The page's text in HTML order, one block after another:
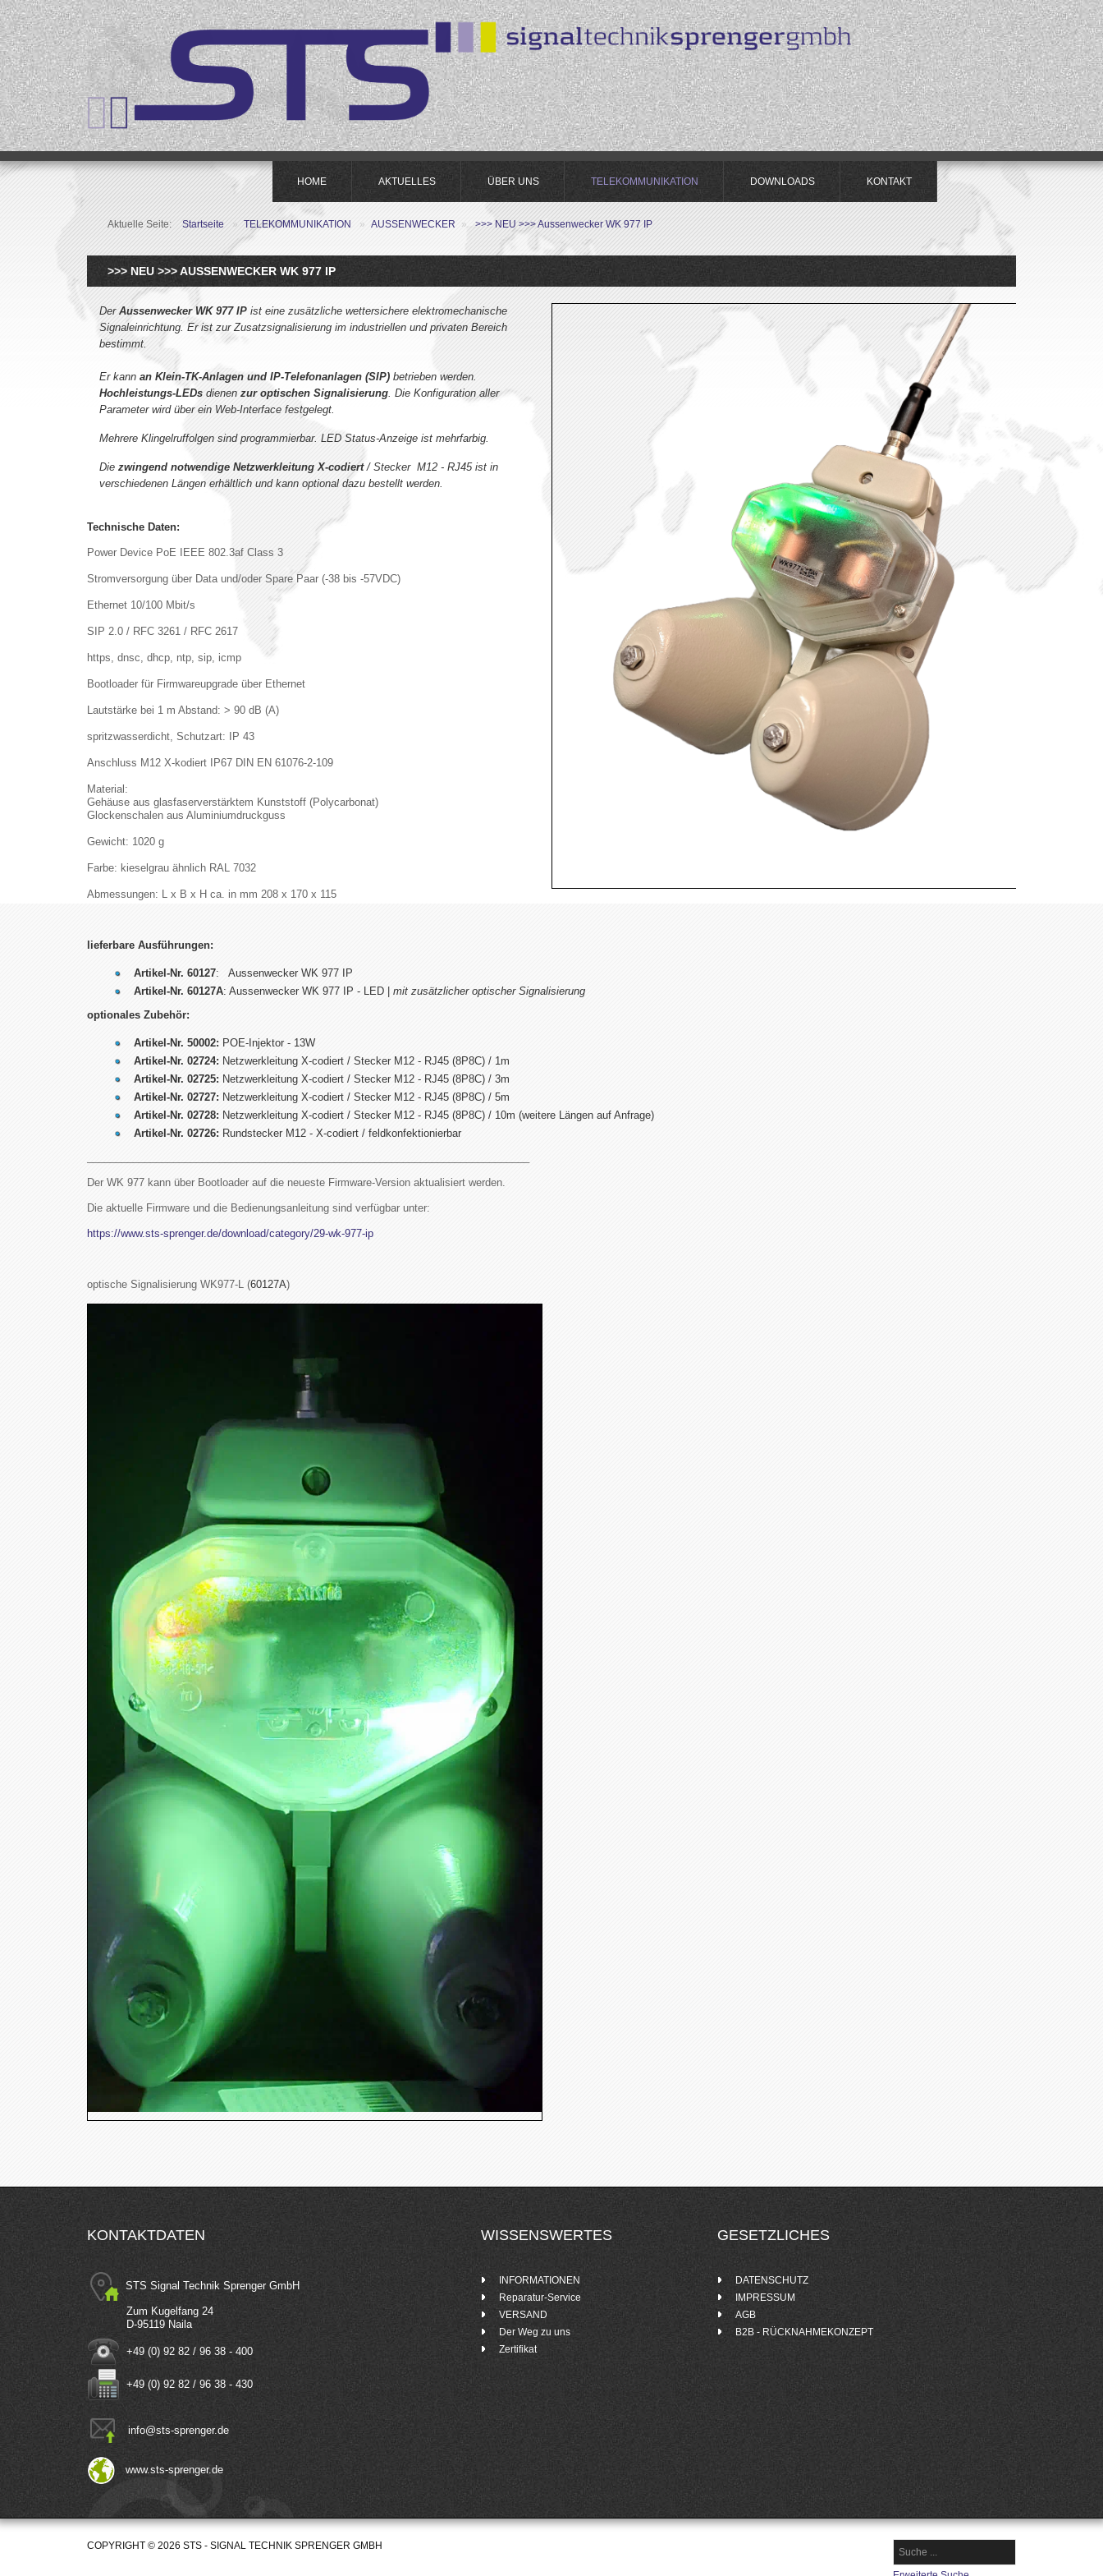
HOME AKTUELLES ÜBER UNS TELEKOMMUNIKATION DOWNLOADS KONTAKT
Aktuelle Seite: Startseite » TELEKOMMUNIKATION » AUSSENWECKER » >>> NEU >>> Aussenwecker WK 977 IP
>>> NEU >>> AUSSENWECKER WK 977 IP
Der Aussenwecker WK 977 IP ist eine zusätzliche wettersichere elektromechanische
Signaleinrichtung. Er ist zur Zusatzsignalisierung im industriellen und privaten Bereich
bestimmt.
Er kann an Klein-TK-Anlagen und IP-Telefonanlagen (SIP) betrieben werden.
Hochleistungs-LEDs dienen zur optischen Signalisierung. Die Konfiguration aller
Parameter wird über ein Web-Interface festgelegt.
Mehrere Klingelruffolgen sind programmierbar. LED Status-Anzeige ist mehrfarbig.
Die zwingend notwendige Netzwerkleitung X-codiert/ Stecker M12 - RJ45 ist in
verschiedenen Längen erhältlich und kann optional dazu bestellt werden.
Technische Daten:
Power Device PoE IEEE 802.3af Class 3
Stromversorgung über Data und/oder Spare Paar (-38 bis -57VDC)
Ethernet 10/100 Mbit/s
SIP 2.0 / RFC 3261 / RFC 2617
https, dnsc, dhcp, ntp, sip, icmp
Bootloader für Firmwareupgrade über Ethernet
Lautstärke bei 1 m Abstand: > 90 dB (A)
spritzwasserdicht, Schutzart: IP 43
Anschluss M12 X-kodiert IP67 DIN EN 61076-2-109
Material:
Gehäuse aus glasfaserverstärktem Kunststoff (Polycarbonat)
Glockenschalen aus Aluminiumdruckguss
Gewicht: 1020 g
Farbe: kieselgrau ähnlich RAL 7032
Abmessungen: L x B x H ca. in mm 208 x 170 x 115
lieferbare Ausführungen:
Artikel-Nr. 60127: Aussenwecker WK 977 IP
Artikel-Nr. 60127A: Aussenwecker WK 977 IP - LED | mit zusätzlicher optischer Signalisierung
optionales Zubehör:
Artikel-Nr. 50002: POE-Injektor - 13W
Artikel-Nr. 02724: Netzwerkleitung X-codiert / Stecker M12 - RJ45 (8P8C) / 1m
Artikel-Nr. 02725: Netzwerkleitung X-codiert / Stecker M12 - RJ45 (8P8C) / 3m
Artikel-Nr. 02727: Netzwerkleitung X-codiert / Stecker M12 - RJ45 (8P8C) / 5m
Artikel-Nr. 02728: Netzwerkleitung X-codiert / Stecker M12 - RJ45 (8P8C) / 10m (weitere Längen auf Anfrage)
Artikel-Nr. 02726: Rundstecker M12 - X-codiert / feldkonfektionierbar
Der WK 977 kann über Bootloader auf die neueste Firmware-Version aktualisiert werden.
Die aktuelle Firmware und die Bedienungsanleitung sind verfügbar unter:
https://www.sts-sprenger.de/download/category/29-wk-977-ip
optische Signalisierung WK977-L (60127A)
KONTAKTDATEN
STS Signal Technik Sprenger GmbH
Zum Kugelfang 24
D-95119 Naila
+49 (0) 92 82 / 96 38 - 400
+49 (0) 92 82 / 96 38 - 430
info@sts-sprenger.de
www.sts-sprenger.de
WISSENSWERTES
INFORMATIONEN
Reparatur-Service
VERSAND
Der Weg zu uns
Zertifikat
GESETZLICHES
DATENSCHUTZ
IMPRESSUM
AGB
B2B - RÜCKNAHMEKONZEPT
COPYRIGHT © 2026 STS - SIGNAL TECHNIK SPRENGER GMBH